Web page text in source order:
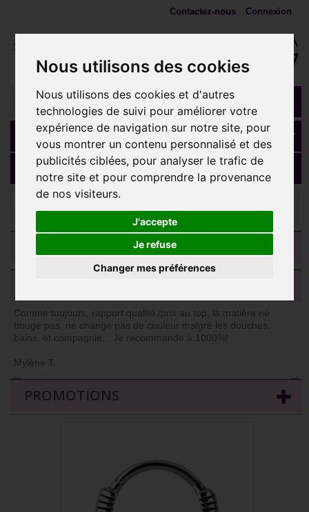
Nous utilisons des cookies
Nous utilisons des cookies et d'autres
technologies de suivi pour améliorer votre
expérience de navigation sur notre site, pour
vous montrer un contenu personnalisé et des
publicités ciblées, pour analyser le trafic de
notre site et pour comprendre la provenance
de nos visiteurs.
J'accepte
Je refuse
Changer mes préférences
Connexion
Contactez-nous
Panier (vide)
MENU
ANNEAUX, fers à cheval, spirales
stries acier 316L 1,2 mm BH 11
Comme toujours, rapport qualité /prix au top, la matière ne
bouge pas, ne change pas de couleur malgré les douches,
bains, et compagnie... Je recommande à 1000%!
Mylène T.
→
←
PROMOTIONS